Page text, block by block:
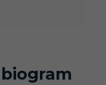
biogram